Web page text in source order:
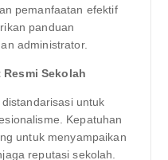
pemanfaatan efektif
panduan
administrator.
Sekolah
untuk
Kepatuhan
untuk menyampaikan
reputasi sekolah.